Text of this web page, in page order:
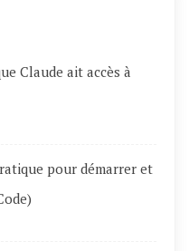
Claude ait accès à
pour démarrer et